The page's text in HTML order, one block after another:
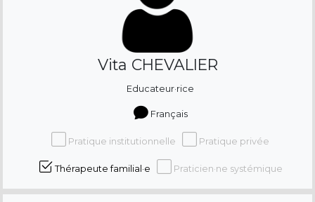
Vita CHEVALIER
Educateur·rice
Français
Pratique institutionnelle Pratique privée
Thérapeute familial·e Praticien·ne systémique